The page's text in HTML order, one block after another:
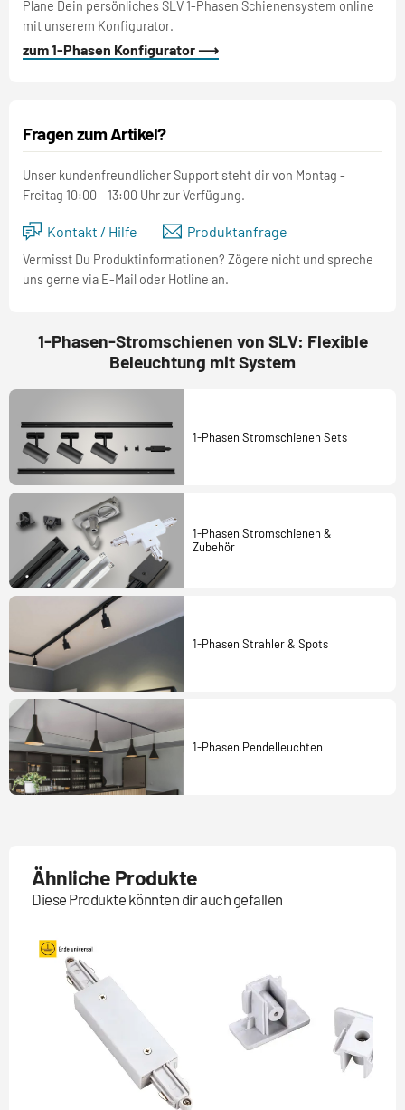
1-Phasen-Stromschienen von SLV: Flexible
Beleuchtung mit System
1-Phasen Stromschienen Sets
1-Phasen Stromschienen &
Zubehör
1-Phasen Strahler & Spots
1-Phasen Pendelleuchten
Plane Dein persönliches SLV 1-Phasen Schienensystem online
mit unserem Konfigurator.
zum 1-Phasen Konfigurator ⟶
Fragen zum Artikel?
Unser kundenfreundlicher Support steht dir von Montag -
Freitag 10:00 - 13:00 Uhr zur Verfügung.
Kontakt / Hilfe Produktanfrage
Vermisst Du Produktinformationen? Zögere nicht und spreche
uns gerne via E-Mail oder Hotline an.
Ähnliche Produkte
Diese Produkte könnten dir auch gefallen